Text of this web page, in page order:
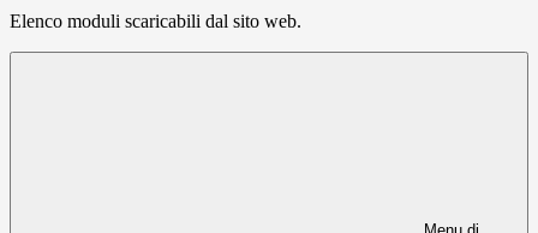
Elenco moduli scaricabili dal sito web.